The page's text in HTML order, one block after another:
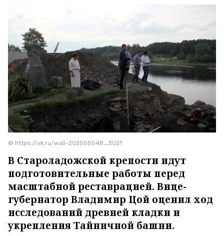
© https://vk.ru/wall-202050548_3021
В Староладожской крепости идут
подготовительные работы перед
масштабной реставрацией. Вице-
губернатор Владимир Цой оценил ход
исследований древней кладки и
укрепления Тайничной башни.